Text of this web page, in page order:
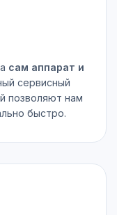
сам аппарат и
сервисный
позволяют нам
быстро.